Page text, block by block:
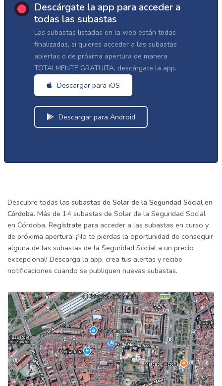
Descárgate la app para acceder a
todas las subastas
Las subastas listadas en la web están todas
finalizadas, si quieres acceder a las subastas
abiertas o de próxima apertura de manera
TOTALMENTE GRATUITA, descárgate la app.
Descargar para iOS
Descargar para Android
Descubre todas las subastas de Solar de la Seguridad Social en
Córdoba. Más de 14 subastas de Solar de la Seguridad Social
en Córdoba. Regístrate para acceder a las subastas en curso y
de próxima apertura. ¡No te pierdas la oportunidad de conseguir
alguna de las subastas de la Seguridad Social a un precio
excepcional! Descarga la app, crea tus alertas y recibe
notificaciones cuando se publiquen nuevas subastas.